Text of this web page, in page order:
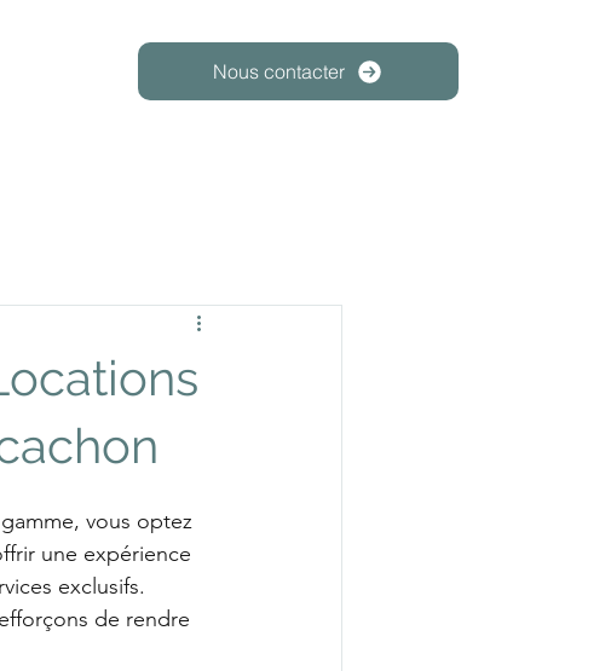
Nous contacter
vous optez
une expérience
exclusifs.
de rendre